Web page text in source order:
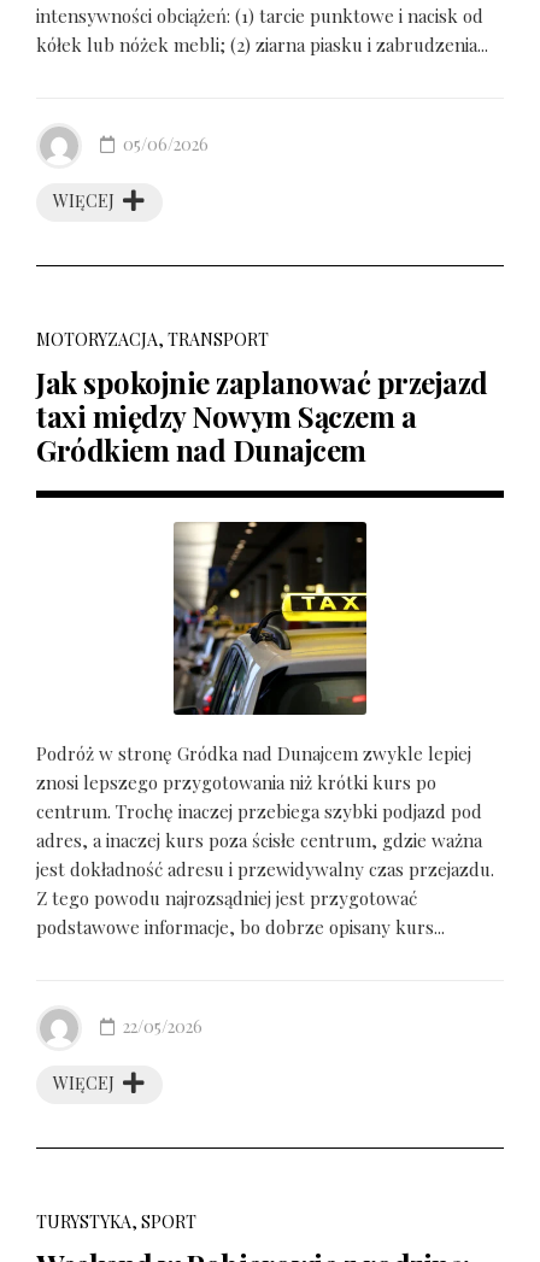
intensywności obciążeń: (1) tarcie punktowe i nacisk od
kółek lub nóżek mebli; (2) ziarna piasku i zabrudzenia...
WIĘCEJ
05/06/2026
MOTORYZACJA, TRANSPORT
Jak spokojnie zaplanować przejazd
taxi między Nowym Sączem a
Gródkiem nad Dunajcem
Podróż w stronę Gródka nad Dunajcem zwykle lepiej
znosi lepszego przygotowania niż krótki kurs po
centrum. Trochę inaczej przebiega szybki podjazd pod
adres, a inaczej kurs poza ścisłe centrum, gdzie ważna
jest dokładność adresu i przewidywalny czas przejazdu.
Z tego powodu najrozsądniej jest przygotować
podstawowe informacje, bo dobrze opisany kurs...
WIĘCEJ
22/05/2026
TURYSTYKA, SPORT